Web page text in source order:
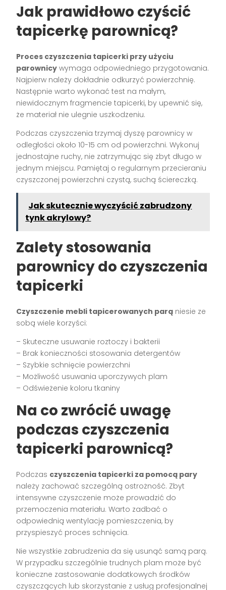
Jak prawidłowo czyścić
tapicerkę parownicą?
Proces czyszczenia tapicerki przy użyciu
parownicy wymaga odpowiedniego przygotowania.
Najpierw należy dokładnie odkurzyć powierzchnię.
Następnie warto wykonać test na małym,
niewidocznym fragmencie tapicerki, by upewnić się,
że materiał nie ulegnie uszkodzeniu.
Podczas czyszczenia trzymaj dyszę parownicy w
odległości około 10-15 cm od powierzchni. Wykonuj
jednostajne ruchy, nie zatrzymując się zbyt długo w
jednym miejscu. Pamiętaj o regularnym przecieraniu
czyszczonej powierzchni czystą, suchą ściereczką.
Jak skutecznie wyczyścić zabrudzony
tynk akrylowy?
Zalety stosowania
parownicy do czyszczenia
tapicerki
Czyszczenie mebli tapicerowanych parą niesie ze
sobą wiele korzyści:
– Skuteczne usuwanie roztoczy i bakterii
– Brak konieczności stosowania detergentów
– Szybkie schnięcie powierzchni
– Możliwość usuwania uporczywych plam
– Odświeżenie koloru tkaniny
Na co zwrócić uwagę
podczas czyszczenia
tapicerki parownicą?
Podczas czyszczenia tapicerki za pomocą pary
należy zachować szczególną ostrożność. Zbyt
intensywne czyszczenie może prowadzić do
przemoczenia materiału. Warto zadbać o
odpowiednią wentylację pomieszczenia, by
przyspieszyć proces schnięcia.
Nie wszystkie zabrudzenia da się usunąć samą parą.
W przypadku szczególnie trudnych plam może być
konieczne zastosowanie dodatkowych środków
czyszczących lub skorzystanie z usług profesjonalnej